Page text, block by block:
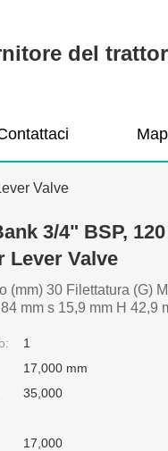
del
Valve
3/4" BSP,
Lever Valve
(mm) 30 Filettatura (G)
mm s 15,9 mm H 42,9
1
17,000 mm
35,000
17,000